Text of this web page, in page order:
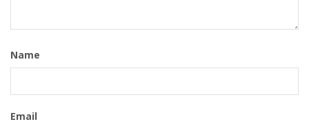
Name
Email